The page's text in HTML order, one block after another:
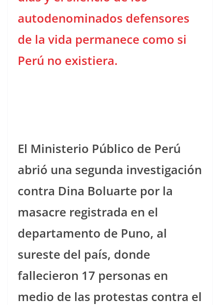
autodenominados defensores
de la vida permanece como si
Perú no existiera.
El Ministerio Público de Perú
abrió una segunda investigación
contra Dina Boluarte por la
masacre registrada en el
departamento de Puno, al
sureste del país, donde
fallecieron 17 personas en
medio de las protestas contra el